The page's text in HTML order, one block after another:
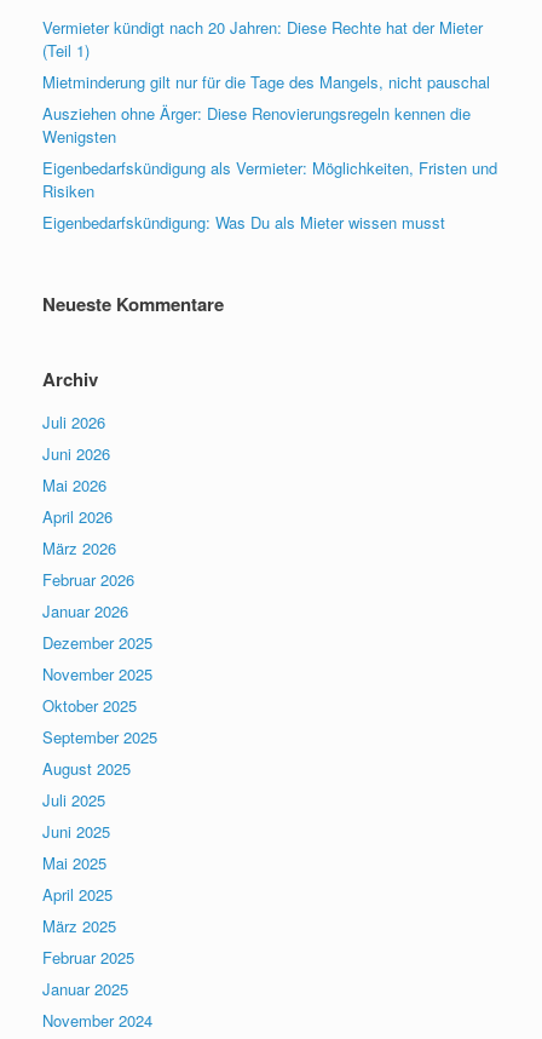
Vermieter kündigt nach 20 Jahren: Diese Rechte hat der Mieter
(Teil 1)
Mietminderung gilt nur für die Tage des Mangels, nicht pauschal
Ausziehen ohne Ärger: Diese Renovierungsregeln kennen die
Wenigsten
Eigenbedarfskündigung als Vermieter: Möglichkeiten, Fristen und
Risiken
Eigenbedarfskündigung: Was Du als Mieter wissen musst
Neueste Kommentare
Archiv
Juli 2026
Juni 2026
Mai 2026
April 2026
März 2026
Februar 2026
Januar 2026
Dezember 2025
November 2025
Oktober 2025
September 2025
August 2025
Juli 2025
Juni 2025
Mai 2025
April 2025
März 2025
Februar 2025
Januar 2025
November 2024